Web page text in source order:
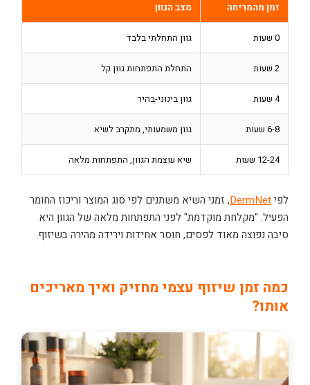
זמן מהמריחה מצב הגוון
0 שעות גוון התחלתי בלבד
2 שעות התחלת התפתחות גוון קל
4 שעות גוון בינוני-בהיר
6-8 שעות גוון משמעותי, מתקרב לשיא
12-24 שעות שיא עוצמת הגוון, התפתחות מלאה
לפיDermNet, זמני השיא משתנים לפי סוג המוצר וריכוז החומר
הפעיל. "מקלחת מוקדמת" לפני התפתחות מלאה של הגוון היא
סיבה נפוצה מאוד לפסים, חוסר אחידות וירידה מהירה בשיזוף.
כמה זמן שיזוף עצמי מחזיק ואיך מאריכים
אותו?